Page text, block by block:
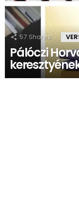
57 Shares
Pálóczi